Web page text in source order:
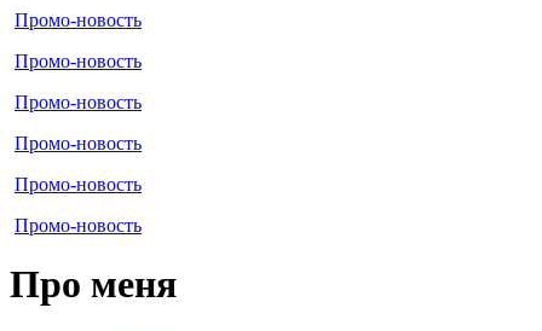
Промо-новость
Промо-новость
Промо-новость
Промо-новость
Промо-новость
Промо-новость
Про меня